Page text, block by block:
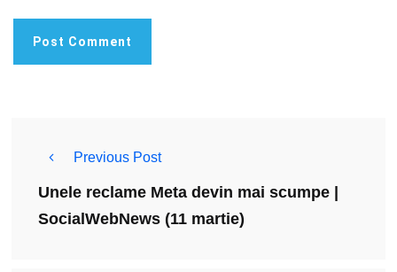
Previous Post
Unele reclame Meta devin mai scumpe |
SocialWebNews (11 martie)